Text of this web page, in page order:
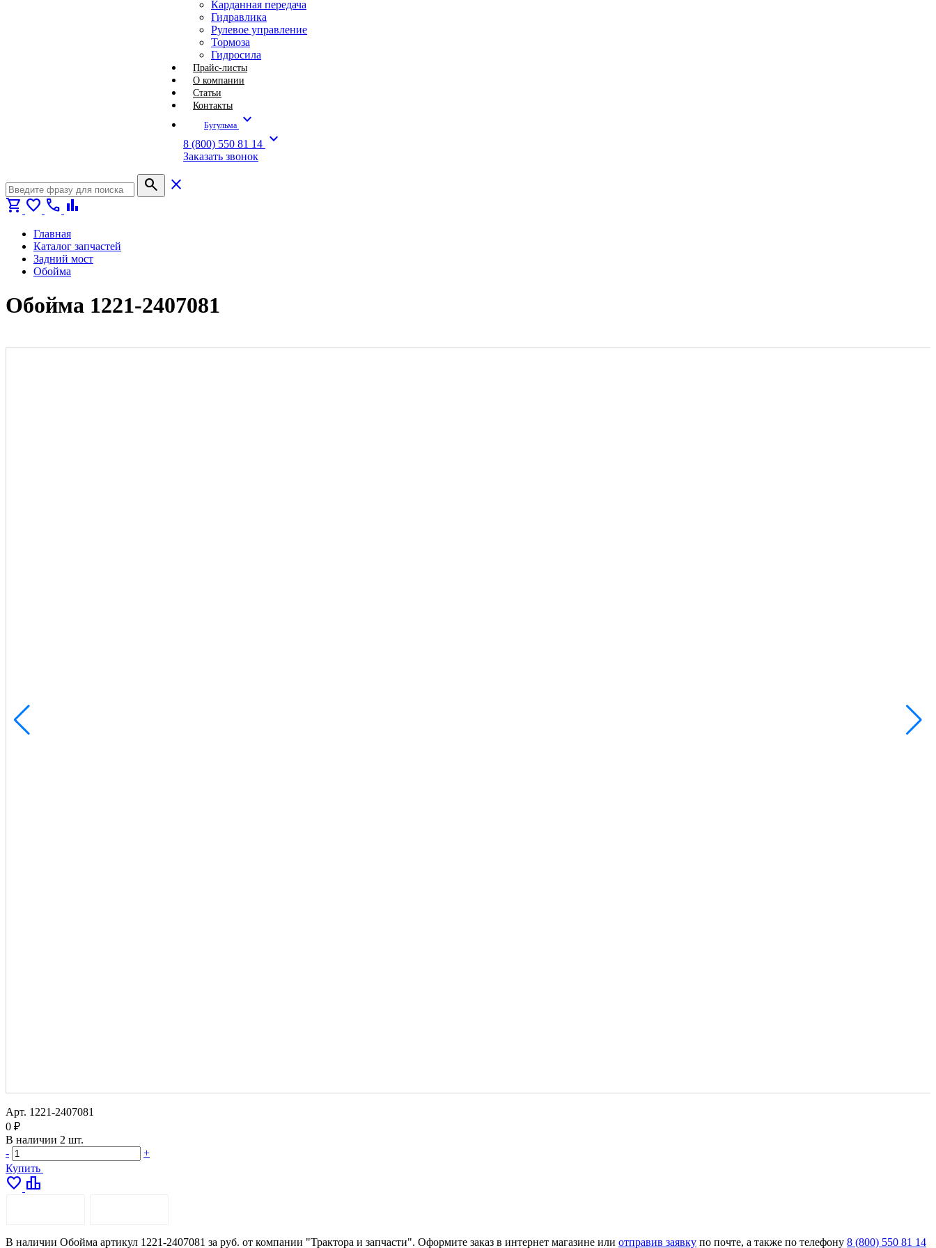
Карданная передача
Гидравлика
Рулевое управление
Тормоза
Гидросила
Прайс-листы
О компании
Статьи
Контакты
Бугульма expand_more
8 (800) 550 81 14 expand_more
Заказать звонок
search
close
shopping_cart favorite call bar_chart
Главная
Каталог запчастей
Задний мост
Обойма
Обойма 1221-2407081
Арт. 1221-2407081
0 ₽
В наличии 2 шт.
-
+
Купить
favorite leaderboard
В наличии Обойма артикул 1221-2407081 за руб. от компании "Трактора и запчасти". Оформите заказ в интернет магазине или отправив заявку по почте, а также по телефону 8 (800) 550 81 14